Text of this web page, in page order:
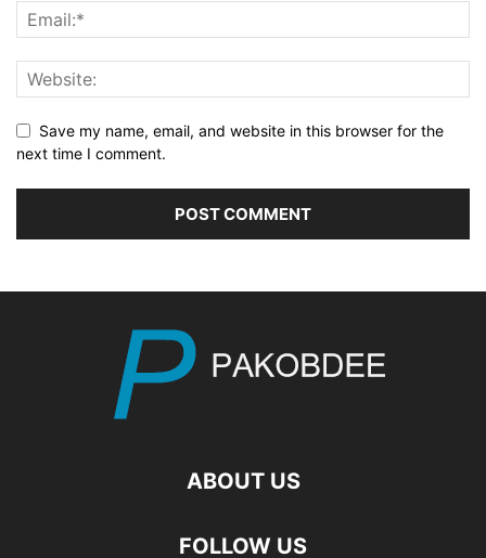
Save my name, email, and website in this browser for the
next time I comment.
ABOUT US
FOLLOW US